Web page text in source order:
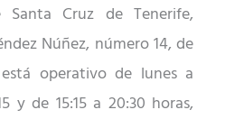
Santa Cruz de Tenerife,
ndez Núñez, número 14, de
operativo de lunes a
y de 15:15 a 20:30 horas,